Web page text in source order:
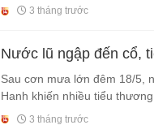
3 tháng trước
Nước lũ ngập đến cổ,
Sau cơn mưa lớn đêm 18/5,
Hanh khiến nhiều tiểu
3 tháng trước